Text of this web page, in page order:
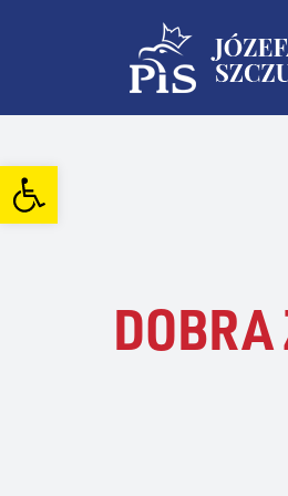
Open toolbar